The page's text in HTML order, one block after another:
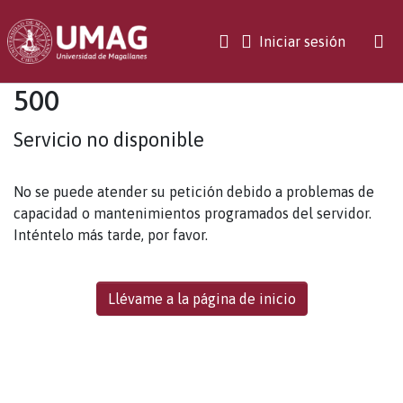
Iniciar sesión(current)
500
Servicio no disponible
No se puede atender su petición debido a problemas de
capacidad o mantenimientos programados del servidor.
Inténtelo más tarde, por favor.
Llévame a la página de inicio